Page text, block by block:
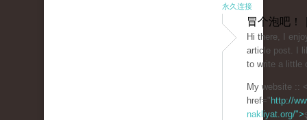
永久连接
冒个泡吧！
Hi there, I
article post. I
to write a little
My website ::
href=" http://
nakliyat.org/">